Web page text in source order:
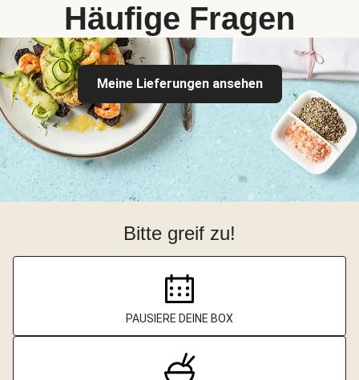
Häufige Fragen
Meine Lieferungen ansehen
Bitte greif zu!
PAUSIERE DEINE BOX